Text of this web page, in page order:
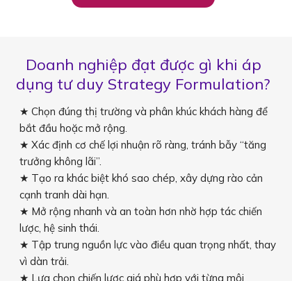
Doanh nghiệp đạt được gì khi áp
dụng tư duy Strategy Formulation?
★ Chọn đúng thị trường và phân khúc khách hàng để
bắt đầu hoặc mở rộng.
★ Xác định cơ chế lợi nhuận rõ ràng, tránh bẫy “tăng
trưởng không lãi”.
★ Tạo ra khác biệt khó sao chép, xây dựng rào cản
cạnh tranh dài hạn.
★ Mở rộng nhanh và an toàn hơn nhờ hợp tác chiến
lược, hệ sinh thái.
★ Tập trung nguồn lực vào điều quan trọng nhất, thay
vì dàn trải.
★ Lựa chọn chiến lược giá phù hợp với từng môi